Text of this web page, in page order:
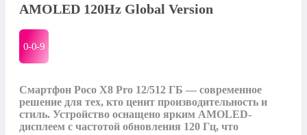
AMOLED 120Hz Global Version
0-0-9
Смартфон Poco X8 Pro 12/512 ГБ — современное
решение для тех, кто ценит производительность и
стиль. Устройство оснащено ярким AMOLED-
дисплеем с частотой обновления 120 Гц, что